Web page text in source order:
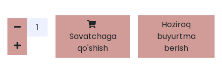
Savatchaga
qo'shish
Hoziroq
buyurtma
berish